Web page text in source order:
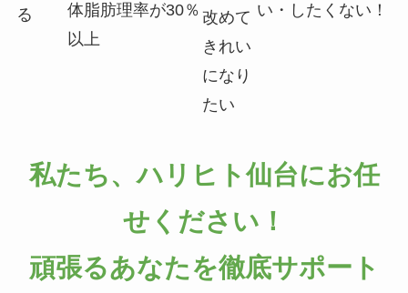
る
体脂肪理率が30％
以上
改めて
きれい
になり
たい
い・したくない！
私たち、ハリヒト仙台にお任
せください！
頑張るあなたを徹底サポート